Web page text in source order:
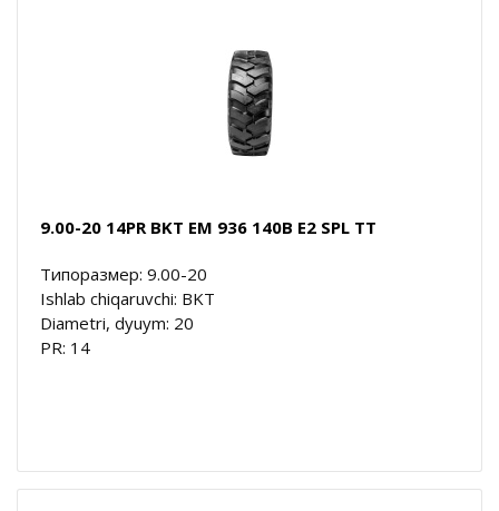
9.00-20 14PR BKT EM 936 140B E2 SPL TT
Типоразмер: 9.00-20
Ishlab chiqaruvchi: BKT
Diametri, dyuym: 20
PR: 14